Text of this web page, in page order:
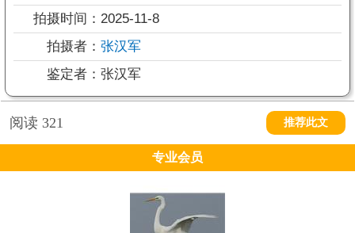
拍摄时间： 2025-11-8
拍摄者： 张汉军
鉴定者： 张汉军
阅读 321 推荐此文
专业会员